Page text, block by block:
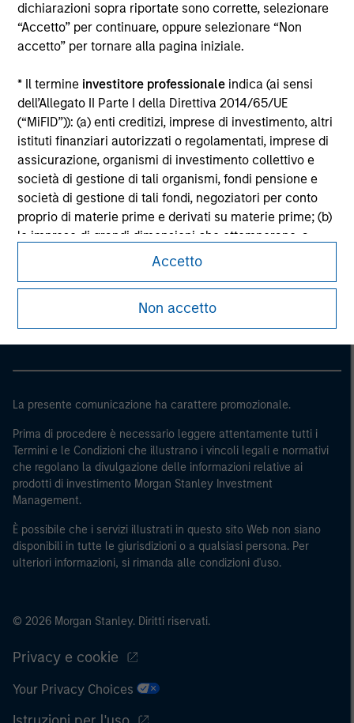
dichiarazioni sopra riportate sono corrette, selezionare
“Accetto” per continuare, oppure selezionare “Non
accetto” per tornare alla pagina iniziale.
* Il termine investitore professionale indica (ai sensi
dell’Allegato II Parte I della Direttiva 2014/65/UE
(“MiFID”)): (a) enti creditizi, imprese di investimento, altri
istituti finanziari autorizzati o regolamentati, imprese di
assicurazione, organismi di investimento collettivo e
società di gestione di tali organismi, fondi pensione e
società di gestione di tali fondi, negoziatori per conto
proprio di materie prime e derivati su materie prime; (b)
le imprese di grandi dimensioni che ottemperano, a
livello di singola società, ad almeno due dei seguenti
(ii) fatturato netto: EUR 40 milioni o (iii) fondi propri: EUR
2 milioni, che agiscono per proprio conto; o (c) i governi
nazionali e regionali, compresi gli enti pubblici incaricati
della gestione del debito pubblico a livello nazionale o
regionale, le banche centrali, le istituzioni internazionali
la BEI e altre organizzazioni internazionali analoghe, che
agiscono per proprio conto.
Si osservi che la definizione di Investitore professionale
potrebbe non essere una definizione fornita dall’autorità
di regolamentazione del paese da cui si accede al sito
Accetto
Non accetto
Please refer to the strategy detail page for important
information on the strategy, including additional risk
considerations.
Morgan Stanley Careers
La presente comunicazione ha carattere promozionale.
Prima di procedere è necessario leggere attentamente tutti i
Termini e le Condizioni che illustrano i vincoli legali e normativi
che regolano la divulgazione delle informazioni relative ai
prodotti di investimento Morgan Stanley Investment
Management.
È possibile che i servizi illustrati in questo sito Web non siano
disponibili in tutte le giurisdizioni o a qualsiasi persona. Per
ulteriori informazioni, si rimanda alle condizioni d'uso.
© 2026 Morgan Stanley. Diritti riservati.
Privacy e cookie
Your Privacy Choices